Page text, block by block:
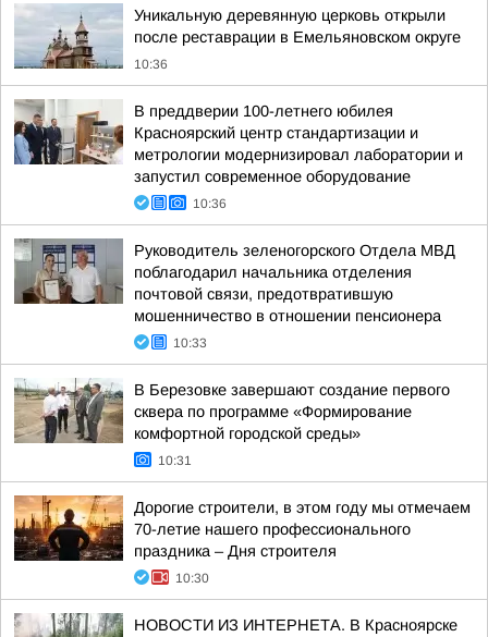
Уникальную деревянную церковь открыли
после реставрации в Емельяновском округе
10:36
В преддверии 100-летнего юбилея
Красноярский центр стандартизации и
метрологии модернизировал лаборатории и
запустил современное оборудование
10:36
Руководитель зеленогорского Отдела МВД
поблагодарил начальника отделения
почтовой связи, предотвратившую
мошенничество в отношении пенсионера
10:33
В Березовке завершают создание первого
сквера по программе «Формирование
комфортной городской среды»
10:31
Дорогие строители, в этом году мы отмечаем
70-летие нашего профессионального
праздника – Дня строителя
10:30
НОВОСТИ ИЗ ИНТЕРНЕТА. В Красноярске